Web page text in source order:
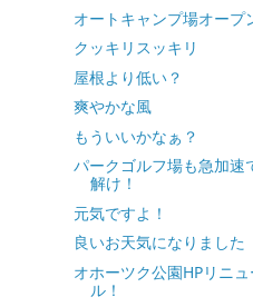
オートキャンプ場オープ
クッキリスッキリ
屋根より低い？
爽やかな風
もういいかなぁ？
パークゴルフ場も急加速
解け！
元気ですよ！
良いお天気になりました
オホーツク公園HPリニ
ル！